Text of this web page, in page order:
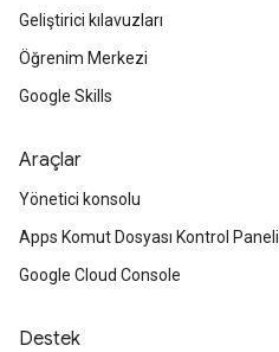
Geliştirici kılavuzları
Öğrenim Merkezi
Google Skills
Araçlar
Yönetici konsolu
Apps Komut Dosyası Kontrol Paneli
Google Cloud Console
Destek